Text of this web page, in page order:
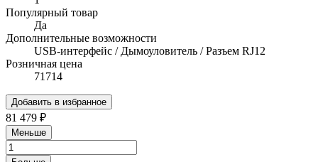
Популярный товар
Да
Дополнительные возможности
USB-интерфейс / Дымоуловитель / Разъем RJ12
Розничная цена
71714
Добавить в избранное
81 479 ₽
Меньше